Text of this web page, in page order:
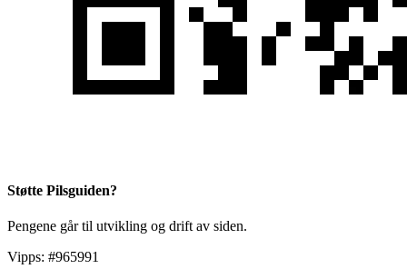
Støtte Pilsguiden?
Pengene går til utvikling og drift av siden.
Vipps: #965991